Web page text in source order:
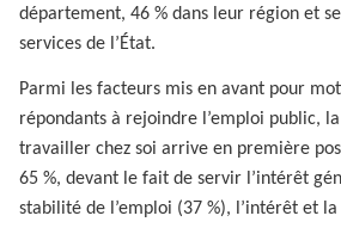
département, 46 % dans leur région et
services de l’État.
Parmi les facteurs mis en avant pour
répondants à rejoindre l’emploi public,
travailler chez soi arrive en première
65 %, devant le fait de servir l’intérêt
stabilité de l’emploi (37 %), l’intérêt et